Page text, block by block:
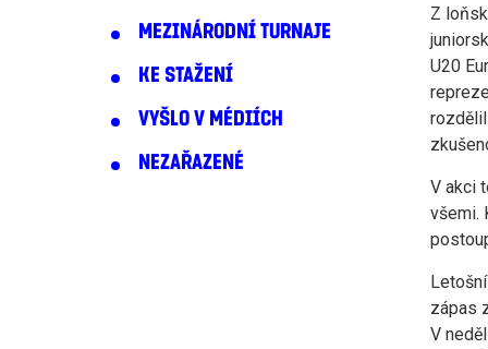
MEZINÁRODNÍ TURNAJE
KE STAŽENÍ
VYŠLO V MÉDIÍCH
NEZAŘAZENÉ
Z
U20
V akci
všemi.
zápas
V